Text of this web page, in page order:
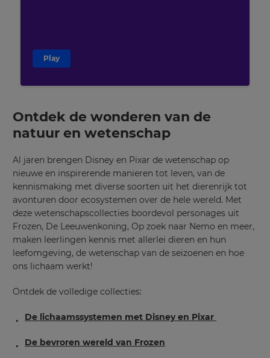
Play
Ontdek de wonderen van de
natuur en wetenschap
Al jaren brengen Disney en Pixar de wetenschap op
nieuwe en inspirerende manieren tot leven, van de
kennismaking met diverse soorten uit het dierenrijk tot
avonturen door ecosystemen over de hele wereld. Met
deze wetenschapscollecties boordevol personages uit
Frozen, De Leeuwenkoning, Op zoek naar Nemo en meer,
maken leerlingen kennis met allerlei dieren en hun
leefomgeving, de wetenschap van de seizoenen en hoe
ons lichaam werkt!
Ontdek de volledige collecties:
De lichaamssystemen met Disney en Pixar
De bevroren wereld van Frozen